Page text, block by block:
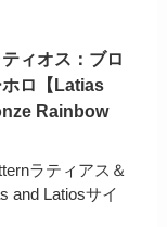
ィオス：ブロ
ロ【Latias
Rainbow
ラティアス＆
and Latiosサイ